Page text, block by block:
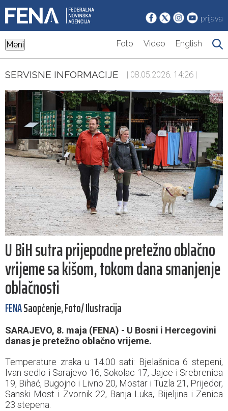
prijava
Meni Foto Video English
SERVISNE INFORMACIJE | 08.05.2026. 14:26 |
U BiH sutra prijepodne pretežno oblačno
vrijeme sa kišom, tokom dana smanjenje
oblačnosti
FENASaopćenje, Foto/ Ilustracija
SARAJEVO, 8. maja (FENA) - U Bosni i Hercegovini
danas je pretežno oblačno vrijeme.
Temperature zraka u 14.00 sati: Bjelašnica 6 stepeni,
Ivan-sedlo i Sarajevo 16, Sokolac 17, Jajce i Srebrenica
19, Bihać, Bugojno i Livno 20, Mostar i Tuzla 21, Prijedor,
Sanski Most i Zvornik 22, Banja Luka, Bijeljina i Zenica
23 stepena.